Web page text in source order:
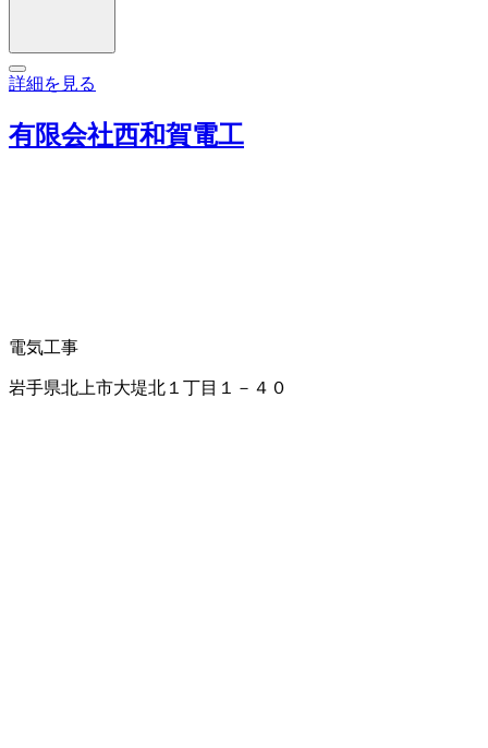
詳細を見る
有限会社西和賀電工
電気工事
岩手県北上市大堤北１丁目１－４０